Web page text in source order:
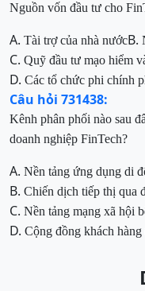
Nguồn vốn đầu tư cho
A. Tài trợ của nhà nướcB.
C. Quỹ đầu tư mạo hiểm
D. Các tổ chức phi chính
Câu hỏi 731438:
Kênh phân phối nào sau
doanh nghiệp FinTech?
A. Nền tảng ứng dụng di
B. Chiến dịch tiếp thị qua
C. Nền tảng mạng xã hội
D. Cộng đồng khách